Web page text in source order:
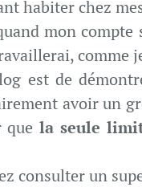
habiter chez
mon
comme
est de
avoir un
quela seule
consulter un